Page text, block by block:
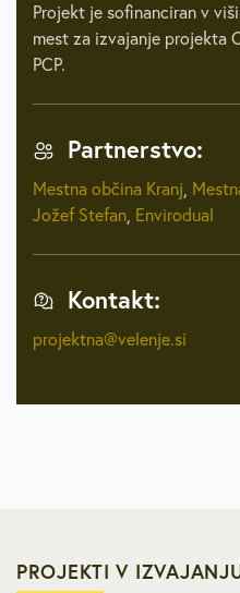
Projekt je sofinanciran v
mest za izvajanje projekta
PCP.
Partnerstvo:
Mestna občina Kranj,
Jožef Stefan, Envirodual
Kontakt:
projektna@velenje.si
PROJEKTI V